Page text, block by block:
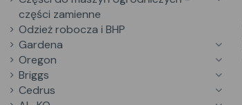
części zamienne
Odzież robocza i BHP
Gardena
Oregon
Briggs
Cedrus